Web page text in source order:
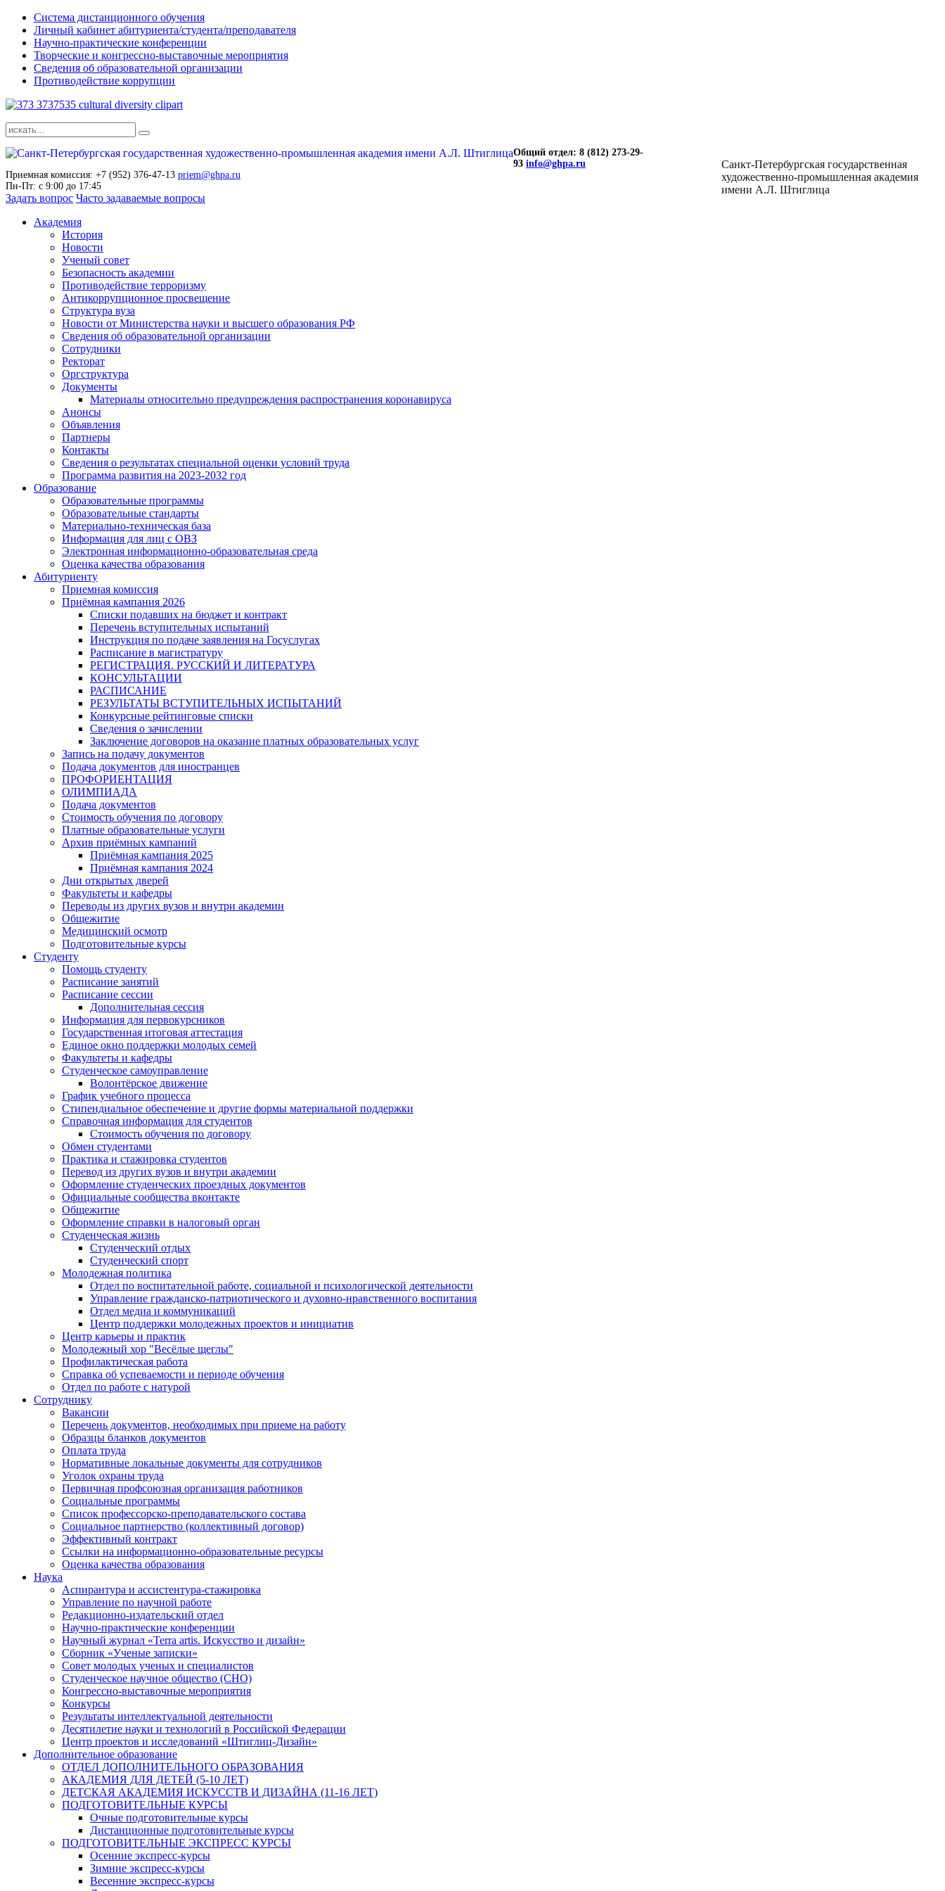
Система дистанционного обучения
Личный кабинет абитуриента/студента/преподавателя
Научно-практические конференции
Творческие и конгрессно-выставочные мероприятия
Сведения об образовательной организации
Противодействие коррупции
Санкт-Петербургская государственная
художественно-промышленная академия
имени А.Л. Штиглица
Общий отдел: 8 (812) 273-29-
93 info@ghpa.ru
Приемная комиссия: +7 (952) 376-47-13 priem@ghpa.ru
Пн-Пт: с 9:00 до 17:45
Задать вопрос Часто задаваемые вопросы
Академия
История
Новости
Ученый совет
Безопасность академии
Противодействие терроризму
Антикоррупционное просвещение
Структура вуза
Новости от Министерства науки и высшего образования РФ
Сведения об образовательной организации
Сотрудники
Ректорат
Оргструктура
Документы
Материалы относительно предупреждения распространения коронавируса
Анонсы
Объявления
Партнеры
Контакты
Сведения о результатах специальной оценки условий труда
Программа развития на 2023-2032 год
Образование
Образовательные программы
Образовательные стандарты
Материально-техническая база
Информация для лиц с ОВЗ
Электронная информационно-образовательная среда
Оценка качества образования
Абитуриенту
Приемная комиссия
Приёмная кампания 2026
Списки подавших на бюджет и контракт
Перечень вступительных испытаний
Инструкция по подаче заявления на Госуслугах
Расписание в магистратуру
РЕГИСТРАЦИЯ. РУССКИЙ И ЛИТЕРАТУРА
КОНСУЛЬТАЦИИ
РАСПИСАНИЕ
РЕЗУЛЬТАТЫ ВСТУПИТЕЛЬНЫХ ИСПЫТАНИЙ
Конкурсные рейтинговые списки
Сведения о зачислении
Заключение договоров на оказание платных образовательных услуг
Запись на подачу документов
Подача документов для иностранцев
ПРОФОРИЕНТАЦИЯ
ОЛИМПИАДА
Подача документов
Стоимость обучения по договору
Платные образовательные услуги
Архив приёмных кампаний
Приёмная кампания 2025
Приёмная кампания 2024
Дни открытых дверей
Факультеты и кафедры
Переводы из других вузов и внутри академии
Общежитие
Медицинский осмотр
Подготовительные курсы
Студенту
Помощь студенту
Расписание занятий
Расписание сессии
Дополнительная сессия
Информация для первокурсников
Государственная итоговая аттестация
Единое окно поддержки молодых семей
Факультеты и кафедры
Студенческое самоуправление
Волонтёрское движение
График учебного процесса
Стипендиальное обеспечение и другие формы материальной поддержки
Справочная информация для студентов
Cтоимость обучения по договору
Обмен студентами
Практика и стажировка студентов
Перевод из других вузов и внутри академии
Оформление студенческих проездных документов
Официальные сообщества вконтакте
Общежитие
Оформление справки в налоговый орган
Студенческая жизнь
Студенческий отдых
Студенческий спорт
Молодежная политика
Отдел по воспитательной работе, социальной и психологической деятельности
Управление гражданско-патриотического и духовно-нравственного воспитания
Отдел медиа и коммуникаций
Центр поддержки молодежных проектов и инициатив
Центр карьеры и практик
Молодежный хор "Весёлые щеглы"
Профилактическая работа
Справка об успеваемости и периоде обучения
Отдел по работе с натурой
Сотруднику
Вакансии
Перечень документов, необходимых при приеме на работу
Образцы бланков документов
Оплата труда
Нормативные локальные документы для сотрудников
Уголок охраны труда
Первичная профсоюзная организация работников
Социальные программы
Список профессорско-преподавательского состава
Социальное партнерство (коллективный договор)
Эффективный контракт
Ссылки на информационно-образовательные ресурсы
Оценка качества образования
Наука
Аспирантура и ассистентура-стажировка
Управление по научной работе
Редакционно-издательский отдел
Научно-практические конференции
Научный журнал «Terra artis. Искусство и дизайн»
Сборник «Ученые записки»
Совет молодых ученых и специалистов
Студенческое научное общество (СНО)
Конгрессно-выставочные мероприятия
Конкурсы
Результаты интеллектуальной деятельности
Десятилетие науки и технологий в Российской Федерации
Центр проектов и исследований «Штиглиц-Дизайн»
Дополнительное образование
ОТДЕЛ ДОПОЛНИТЕЛЬНОГО ОБРАЗОВАНИЯ
АКАДЕМИЯ ДЛЯ ДЕТЕЙ (5-10 ЛЕТ)
ДЕТСКАЯ АКАДЕМИЯ ИСКУССТВ И ДИЗАЙНА (11-16 ЛЕТ)
ПОДГОТОВИТЕЛЬНЫЕ КУРСЫ
Очные подготовительные курсы
Дистанционные подготовительные курсы
ПОДГОТОВИТЕЛЬНЫЕ ЭКСПРЕСС КУРСЫ
Осенние экспресс-курсы
Зимние экспресс-курсы
Весенние экспресс-курсы